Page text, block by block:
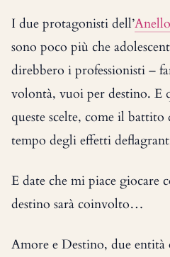
I due protagonisti dell’
sono poco più che
direbbero i professionisti –
volontà, vuoi per destino. E
queste scelte, come il
tempo degli effetti
E date che mi piace giocare
destino sarà coinvolto…
Amore e Destino, due entità